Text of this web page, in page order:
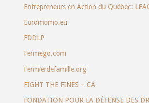
Entrepreneurs en Action du Québec:
Euromomo.eu
FDDLP
Fermego.com
Fermierdefamille.org
FIGHT THE FINES – CA
FONDATION POUR LA DÉFENSE DES